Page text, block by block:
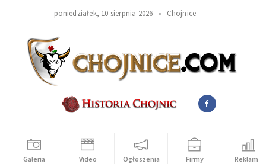
poniedziałek, 10 sierpnia 2026 • Chojnice
Galeria Video Ogłoszenia Firmy Reklama